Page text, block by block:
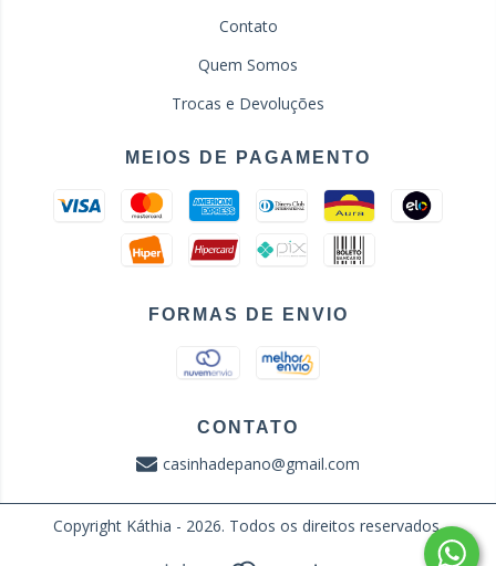
Contato
Quem Somos
Trocas e Devoluções
MEIOS DE PAGAMENTO
FORMAS DE ENVIO
CONTATO
casinhadepano@gmail.com
Copyright Káthia - 2026. Todos os direitos reservados.